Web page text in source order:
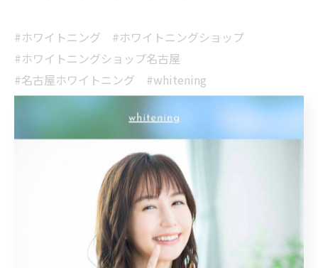
#ホワイトニング #ホワイトニングショップ
#ホワイトニングショップ名古屋
#名古屋ホワイトニング #whitening
#whiteningshop名古屋 #美容 #愛知
#名古屋 #名古屋駅 #美意識 #専門店
#ホワイトニング専門店 #オーラルケア
#歯科医師提携 #安心安全 #笑顔
#イメチェン #印象UP #美男 #美女